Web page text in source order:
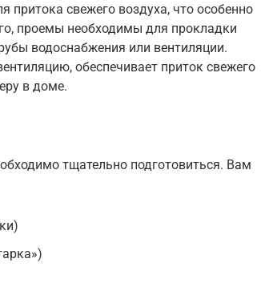
свежего воздуха, что особенно
проемы необходимы для прокладки
водоснабжения или вентиляции.
обеспечивает приток свежего
в доме.
тщательно подготовиться. Вам